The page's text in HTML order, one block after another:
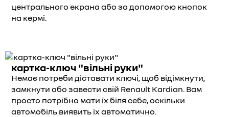
центрального екрана або за допомогою кнопок
на кермі.
картка-ключ "вільні руки"
Немає потреби діставати ключі, щоб відімкнути,
замкнути або завести свій Renault Kardian. Вам
просто потрібно мати їх біля себе, оскільки
автомобіль виявить їх автоматично.